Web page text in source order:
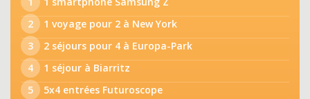
2
1 voyage pour 2 à New York
3
2 séjours pour 4 à Europa-Park
4
1 séjour à Biarritz
5
5x4 entrées Futuroscope